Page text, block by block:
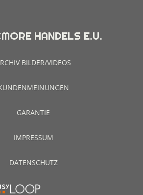
HANDELS E.U.
BILDER/VIDEOS
GARANTIE
IMPRESSUM
DATENSCHUTZ